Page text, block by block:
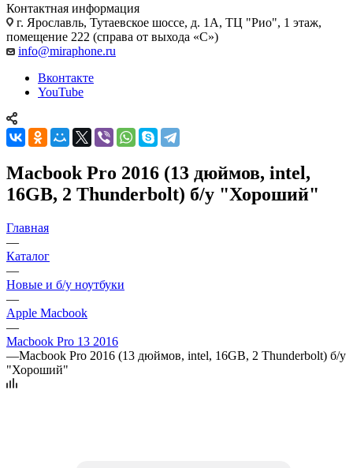
Контактная информация
г. Ярославль, Тутаевское шоссе, д. 1А, ТЦ "Рио", 1 этаж,
помещение 222 (справа от выхода «С»)
info@miraphone.ru
Вконтакте
YouTube
Macbook Pro 2016 (13 дюймов, intel,
16GB, 2 Thunderbolt) б/у "Хороший"
Главная
—
Каталог
—
Новые и б/у ноутбуки
—
Apple Macbook
—
Macbook Pro 13 2016
—Macbook Pro 2016 (13 дюймов, intel, 16GB, 2 Thunderbolt) б/у
"Хороший"